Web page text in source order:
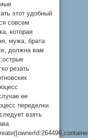
этот удобный
совсем
которая
мужа, брата
должна вам
резать
ее
переделки
взять